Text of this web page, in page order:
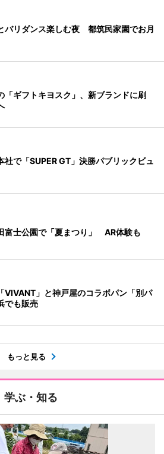
バリダンス楽しむ夜 都筑民家園でお月
「ギフトキヨスク」、新ブランドに刷
社で「SUPER GT」決勝パブリックビュ
富士公園で「夏まつり」 AR体験も
VIVANT」と神戸屋のコラボパン「別パ
も販売
もっと見る
学ぶ・知る